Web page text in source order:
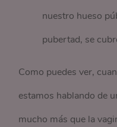
nuestro hueso
pubertad, se
Como puedes ver,
estamos hablando de
mucho más que la